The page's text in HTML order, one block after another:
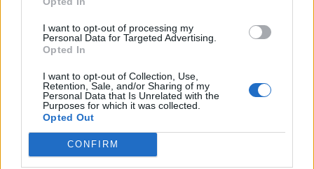
I want to opt-out of processing my
Personal Data for Targeted Advertising.
Opted In
I want to opt-out of Collection, Use,
Retention, Sale, and/or Sharing of my
Personal Data that Is Unrelated with the
Purposes for which it was collected.
Opted Out
CONFIRM
tároljuk az élelmiszereket a
hőségben